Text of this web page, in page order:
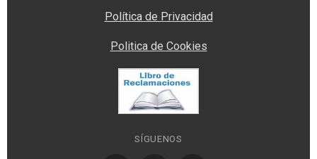
Política de Privacidad
Politica de Cookies
SÍGUENOS